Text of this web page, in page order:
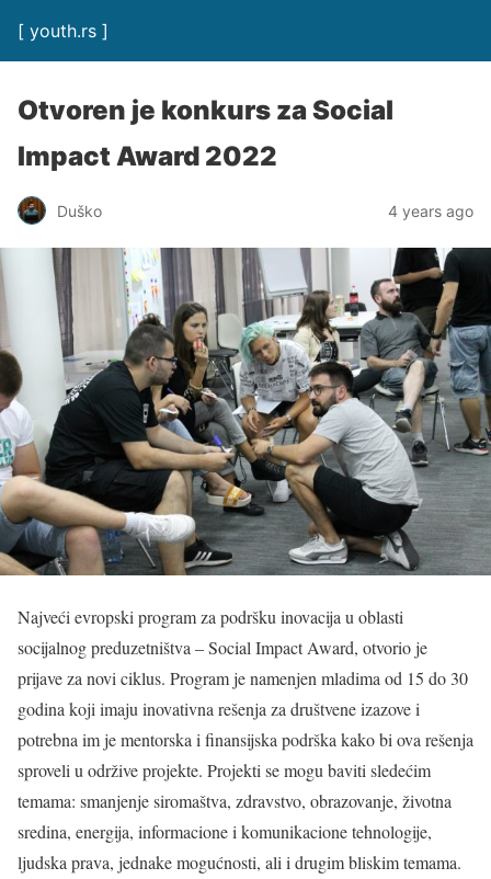
[ youth.rs ]
Otvoren je konkurs za Social
Impact Award 2022
Duško 4 years ago
Najveći evropski program za podršku inovacija u oblasti
socijalnog preduzetništva – Social Impact Award, otvorio je
prijave za novi ciklus. Program je namenjen mladima od 15 do 30
godina koji imaju inovativna rešenja za društvene izazove i
potrebna im je mentorska i finansijska podrška kako bi ova rešenja
sproveli u održive projekte. Projekti se mogu baviti sledećim
temama: smanjenje siromaštva, zdravstvo, obrazovanje, životna
sredina, energija, informacione i komunikacione tehnologije,
ljudska prava, jednake mogućnosti, ali i drugim bliskim temama.